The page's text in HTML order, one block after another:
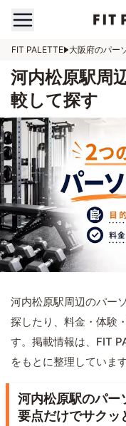
FIT PALETTE 大阪府のパー
河内松原駅周
較して探す
河内松原駅周辺のパー
探したり、料金・体験
す。掲載情報は、FIT
をもとに整理しています
河内松原駅のパー
要点だけでサクッ